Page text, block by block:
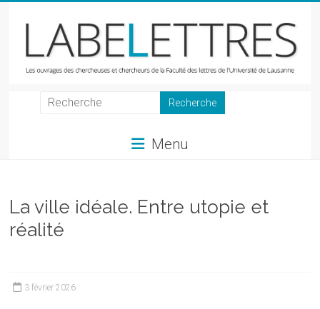
LabeLettres
et
chercheurs
de
des
Menu
La ville idéale. Entre utopie et
réalité
3 février 2026